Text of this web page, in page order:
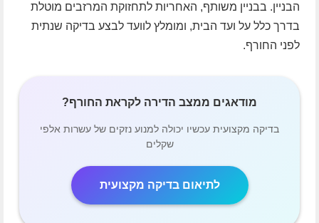
הבניין. בבניין משותף, האחריות לתחזוקת המרזבים מוטלת
בדרך כלל על ועד הבית, ומומלץ לוועד לבצע בדיקה שנתית
לפני החורף.
מודאגים ממצב הדירה לקראת החורף?
בדיקה מקצועית עכשיו יכולה למנוע נזקים של עשרות אלפי
שקלים
לתיאום בדיקה מקצועית